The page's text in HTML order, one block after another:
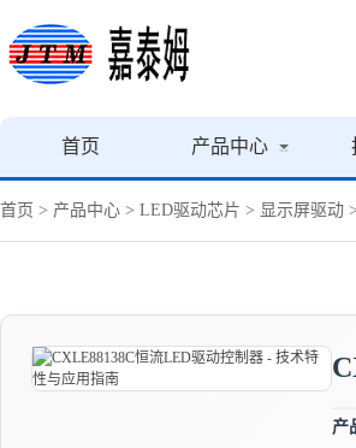
首页 产品中心
首页 > 产品中心 > LED驱动芯片 > 显示屏驱动
产